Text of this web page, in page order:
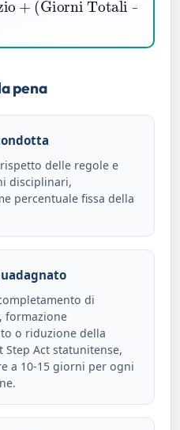
pena
delle regole e
disciplinari,
percentuale fissa della
di
formazione
o riduzione della
Step Act statunitense,
a 10-15 giorni per ogni